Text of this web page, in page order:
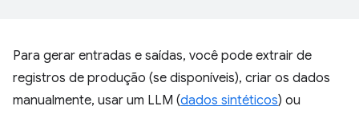
Para gerar entradas e saídas, você pode extrair de
registros de produção (se disponíveis), criar os dados
manualmente, usar um LLM (dados sintéticos) ou